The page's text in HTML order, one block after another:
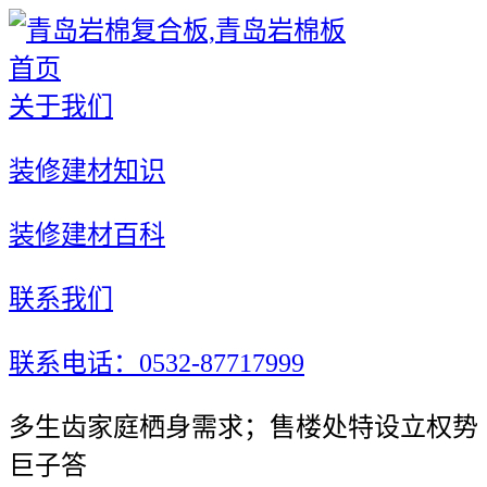
首页
关于我们
装修建材知识
装修建材百科
联系我们
联系电话：0532-87717999
多生齿家庭栖身需求；售楼处特设立权势
巨子答